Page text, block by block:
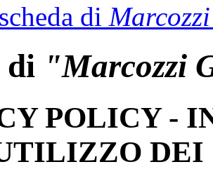
scheda di
di "Marcozzi
POLICY -
DEI